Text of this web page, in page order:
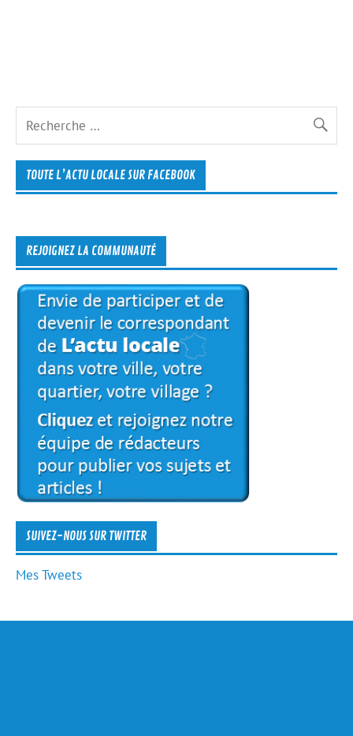
TOUTE L’ACTU LOCALE SUR FACEBOOK
REJOIGNEZ LA COMMUNAUTÉ
SUIVEZ-NOUS SUR TWITTER
Mes Tweets